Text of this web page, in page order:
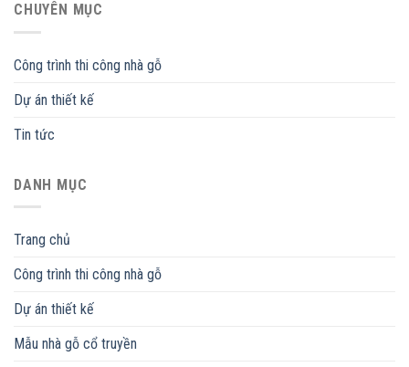
CHUYÊN MỤC
Công trình thi công nhà gỗ
Dự án thiết kế
Tin tức
DANH MỤC
Trang chủ
Công trình thi công nhà gỗ
Dự án thiết kế
Mẫu nhà gỗ cổ truyền